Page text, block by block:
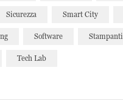
Sicurezza Smart City
Software Stampanti
Tech Lab